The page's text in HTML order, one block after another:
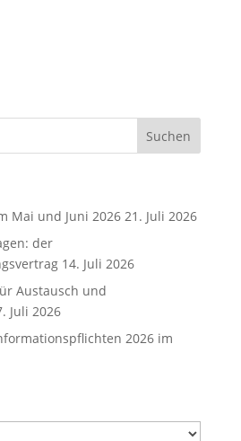
Mai und Juni 2026 21. Juli 2026
der
14. Juli 2026
Austausch und
Juli 2026
2026 im